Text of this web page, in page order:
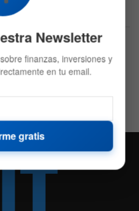
Newsletter
finanzas, inversiones y
en tu email.
gratis